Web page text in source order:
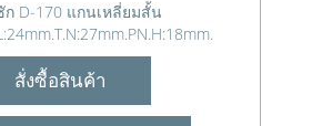
D-170 แกนเหลี่ยมสั้น
สั่งซื้อสินค้า